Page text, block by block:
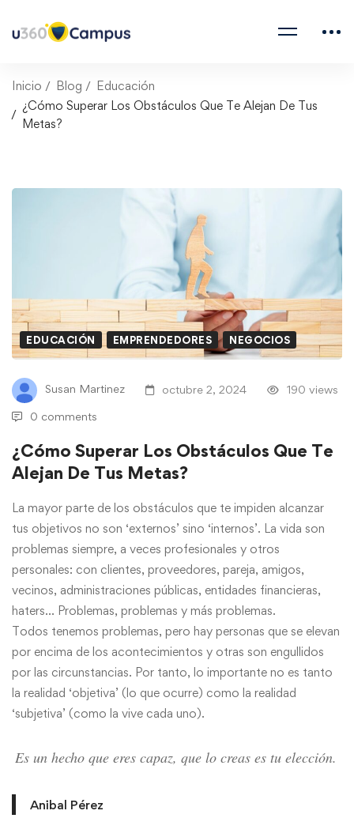
Inicio Blog
Educación
¿Cómo Superar Los Obstáculos Que Te Alejan De Tus
Metas?
EDUCACIÓN EMPRENDEDORES NEGOCIOS
Susan Martinez octubre 2, 2024 190 views
0 comments
¿Cómo Superar Los Obstáculos Que Te
Alejan De Tus Metas?
La mayor parte de los obstáculos que te impiden alcanzar
tus objetivos no son ‘externos’ sino ‘internos’. La vida son
problemas siempre, a veces profesionales y otros
personales: con clientes, proveedores, pareja, amigos,
vecinos, administraciones públicas, entidades financieras,
haters… Problemas, problemas y más problemas.
Todos tenemos problemas, pero hay personas que se elevan
por encima de los acontecimientos y otras son engullidos
por las circunstancias. Por tanto, lo importante no es tanto
la realidad ‘objetiva’ (lo que ocurre) como la realidad
‘subjetiva’ (como la vive cada uno).
Es un hecho que eres capaz, que lo creas es tu elección.
Anibal Pérez